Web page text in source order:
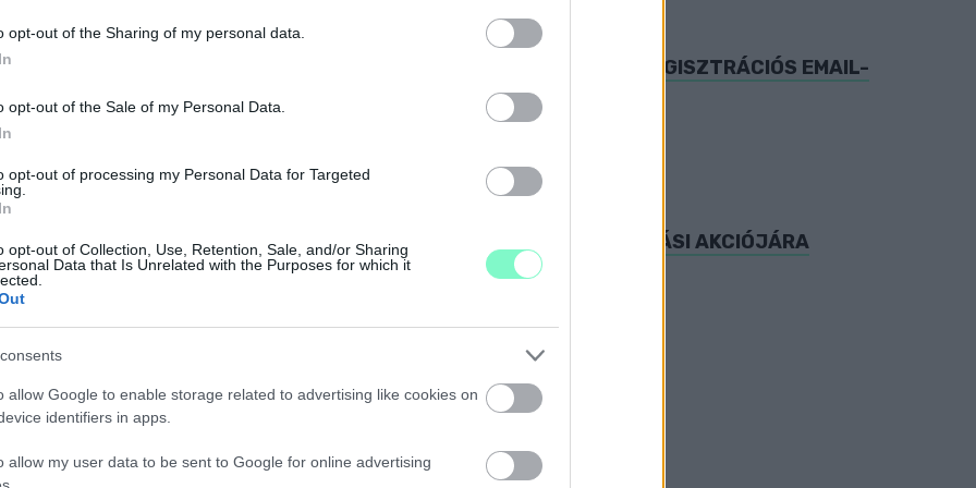
opt-out of the Sharing of my personal data.
opt-out of the Sale of my Personal Data.
opt-out of processing my Personal Data for Targeted
opt-out of Collection, Use, Retention, Sale, and/or Sharing
Data that Is Unrelated with the Purposes for which it
allow Google to enable storage related to advertising like cookies on
identifiers in apps.
allow my user data to be sent to Google for online advertising
a pénzt.
VOLT, HOGY PROPAGANDÁT KÜLDÖTT A KORMÁNY AZ OLTÁSREGISZTRÁCIÓS EMAIL-
a kormány részéről.
– REAGÁLTAK AZ RTL HÍRADÓ MŰSORVEZETŐI A TV2 VÁLASZTÁSI AKCIÓJÁRA
MEGY? NEM, HÁTRA!
a szombathelyi színház volt igazgatója.